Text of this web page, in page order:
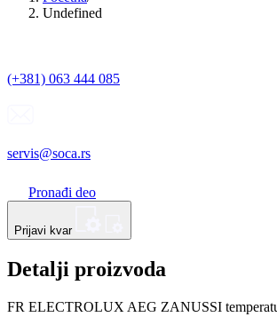
Undefined
(+381) 063 444 085
servis@soca.rs
Pronađi deo
Prijavi kvar
Detalji proizvoda
FR ELECTROLUX AEG ZANUSSI